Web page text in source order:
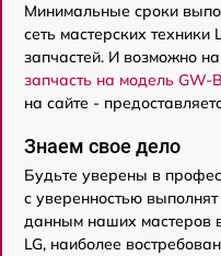
Минимальные сроки
сеть мастерских
запчастей. И возможно
запчасть на модель GW-
на сайте -
Знаем свое дело
Будьте уверены в
с уверенностью
данным наших мастеров
LG, наиболее